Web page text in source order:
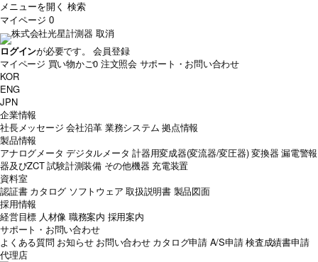
メニューを開く 検索
マイページ 0
取消
ログインが必要です。
会員登録
マイページ 買い物かご0 注文照会 サポート・お問い合わせ
KOR
ENG
JPN
企業情報
社長メッセージ 会社沿革 業務システム 拠点情報
製品情報
アナログメータ デジタルメータ 計器用変成器(変流器/変圧器)変換器 漏電警報
器及びZCT試験計測装備 その他機器 充電装置
資料室
認証書 カタログ ソフトウェア 取扱説明書 製品図面
採用情報
経営目標 人材像 職務案内 採用案内
サポート・お問い合わせ
よくある質問 お知らせ お問い合わせ カタログ申請 A/S申請検査成績書申請
代理店